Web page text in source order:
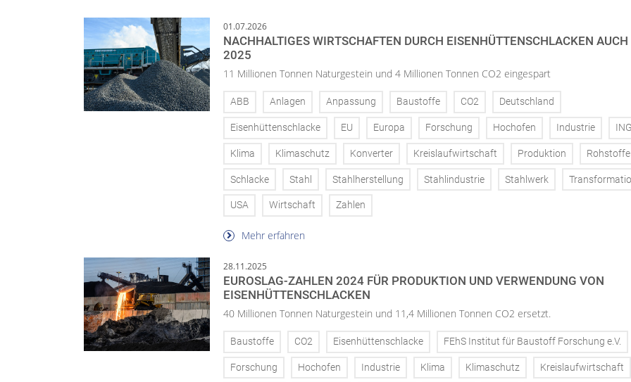
01.07.2026
NACHHALTIGES WIRTSCHAFTEN DURCH EISENHÜTTENSCHLACKEN AUCH
2025
11 Millionen Tonnen Naturgestein und 4 Millionen Tonnen CO2 eingespart
ABB Anlagen Anpassung Baustoffe CO2 Deutschland
Eisenhüttenschlacke EU Europa Forschung Hochofen Industrie
Klima Klimaschutz Konverter Kreislaufwirtschaft Produktion Rohstoffe
Schlacke Stahl Stahlherstellung Stahlindustrie Stahlwerk
USA Wirtschaft Zahlen
Mehr erfahren
28.11.2025
EUROSLAG-ZAHLEN 2024 FÜR PRODUKTION UND VERWENDUNG VON
EISENHÜTTENSCHLACKEN
40 Millionen Tonnen Naturgestein und 11,4 Millionen Tonnen CO2 ersetzt.
Baustoffe CO2 Eisenhüttenschlacke FEhS Institut für Baustoff Forschung e.V.
Forschung Hochofen Industrie Klima Klimaschutz Kreislaufwirtschaft